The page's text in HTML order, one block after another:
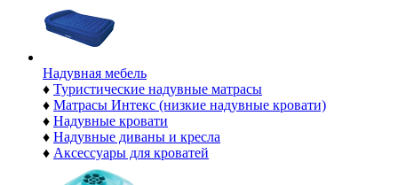
Надувная мебель
♦ Туристические надувные матрасы
♦ Матрасы Интекс (низкие надувные кровати)
♦ Надувные кровати
♦ Надувные диваны и кресла
♦ Аксессуары для кроватей